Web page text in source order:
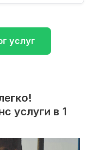
услуг
услуги в 1